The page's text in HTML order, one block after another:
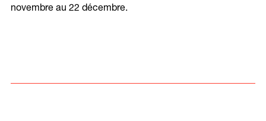
novembre au 22 décembre.